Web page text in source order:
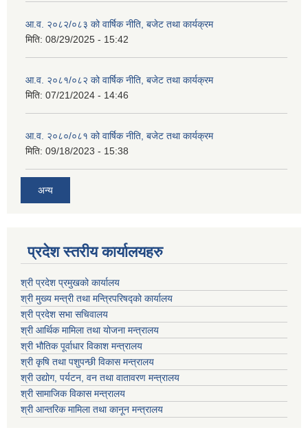
आ.व. २०८२/०८३ को वार्षिक नीति, बजेट तथा कार्यक्रम
मिति: 08/29/2025 - 15:42
आ.व. २०८१/०८२ को वार्षिक नीति, बजेट तथा कार्यक्रम
मिति: 07/21/2024 - 14:46
आ.व. २०८०/०८१ को वार्षिक नीति, बजेट तथा कार्यक्रम
मिति: 09/18/2023 - 15:38
अन्य
प्रदेश स्तरीय कार्यालयहरु
श्री प्रदेश प्रमुखको कार्यालय
श्री मुख्य मन्त्री तथा मन्त्रिपरिषद्को कार्यालय
श्री प्रदेश सभा सचिवालय
श्री आर्थिक मामिला तथा योजना मन्त्रालय
श्री भौतिक पूर्वाधार विकाश मन्त्रालय
श्री कृषि तथा पशुपन्छी विकास मन्त्रालय
श्री उद्योग, पर्यटन, वन तथा वातावरण मन्त्रालय
श्री सामाजिक विकास मन्त्रालय
श्री आन्तरिक मामिला तथा कानून मन्त्रालय